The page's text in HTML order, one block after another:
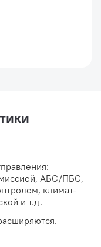
АБС/ПБС,
климат-
и т.д.